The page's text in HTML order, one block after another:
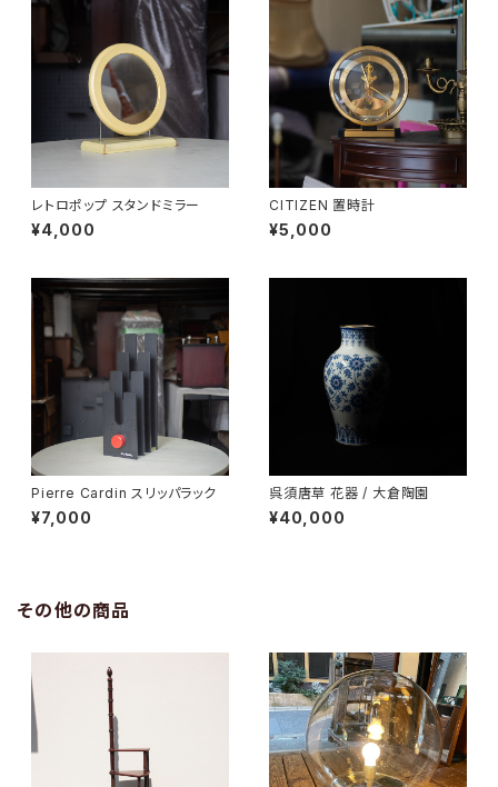
レトロポップ スタンドミラー
¥4,000
CITIZEN 置時計
¥5,000
Pierre Cardin スリッパラック
¥7,000
呉須唐草 花器 / 大倉陶園
¥40,000
その他の商品